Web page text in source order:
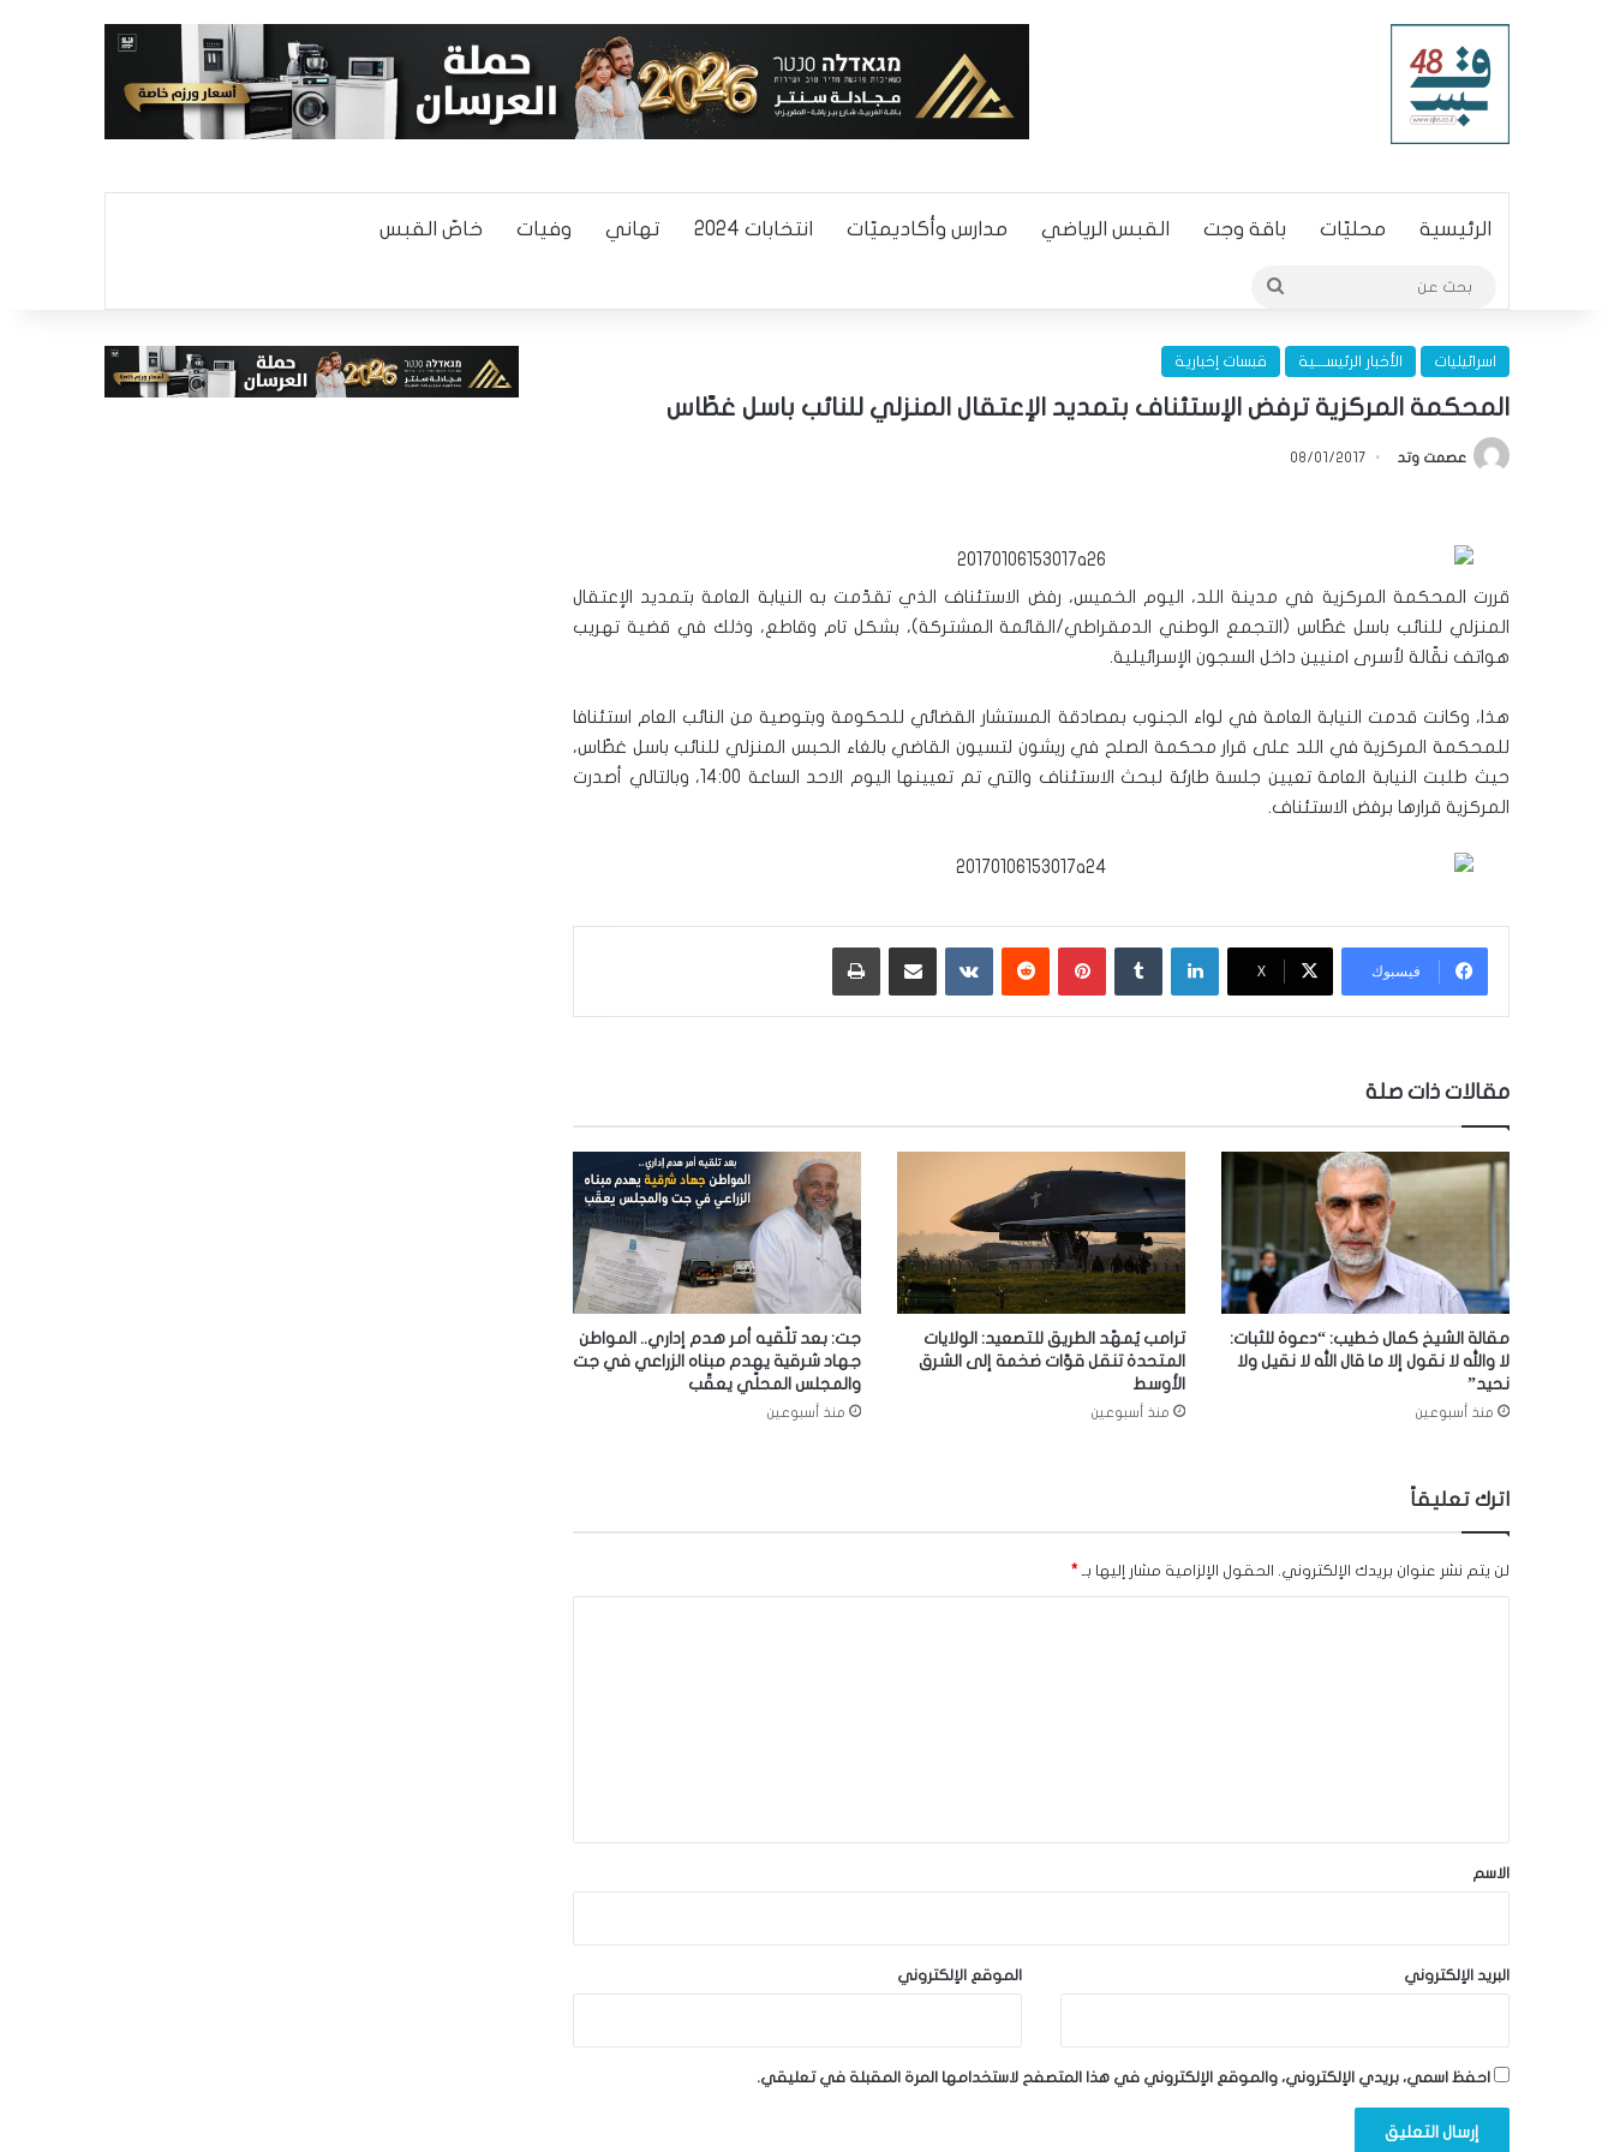
الرئيسية محليّات باقة وجت القبس الرياضي مدارس وأكاديميّات انتخابات 2024 تهاني وفيات خاصّ القبس
اسرائيليات الأخبار الرئيســـية قبسات إخبارية
المحكمة المركزية ترفض الإستئناف بتمديد الإعتقال المنزلي للنائب باسل غطّاس
عصمت وتد 08/01/2017
قررت المحكمة المركزية في مدينة اللد، اليوم الخميس، رفض الاستئناف الذي تقدّمت به النيابة العامة بتمديد الإعتقال
المنزلي للنائب باسل غطّاس (التجمع الوطني الدمقراطي/القائمة المشتركة)، بشكل تام وقاطع، وذلك في قضية تهريب
هواتف نقّالة لأسرى امنيين داخل السجون الإسرائيلية.
هذا، وكانت قدمت النيابة العامة في لواء الجنوب بمصادقة المستشار القضائي للحكومة وبتوصية من النائب العام استئنافا
للمحكمة المركزية في اللد على قرار محكمة الصلح في ريشون لتسيون القاضي بالغاء الحبس المنزلي للنائب باسل غطّاس،
حيث طلبت النيابة العامة تعيين جلسة طارئة لبحث الاستئناف والتي تم تعيينها اليوم الاحد الساعة 14:00، وبالتالي أصدرت
المركزية قرارها برفض الاستئناف.
فيسبوك ‫X
لينكدإن بينتيريست ‏VKontakte
مقالات ذات صلة
مقالة الشيخ كمال خطيب: “دعوة للثبات:
لا والله لا نقول إلا ما قال الله لا نقيل ولا
نحيد”
منذ أسبوعين
ترامب يُمهّد الطريق للتصعيد: الولايات
المتحدة تنقل قوّات ضخمة إلى الشرق
الأوسط
منذ أسبوعين
جت: بعد تلّقيه أمر هدم إداري.. المواطن
جهاد شرقية يهدم مبناه الزراعي في جت
والمجلس المحلّي يعقّب
منذ أسبوعين
اترك تعليقاً
لن يتم نشر عنوان بريدك الإلكتروني. الحقول الإلزامية مشار إليها بـ *
*
الاسم
البريد الإلكتروني الموقع الإلكتروني
احفظ اسمي، بريدي الإلكتروني، والموقع الإلكتروني في هذا المتصفح لاستخدامها المرة المقبلة في تعليقي.